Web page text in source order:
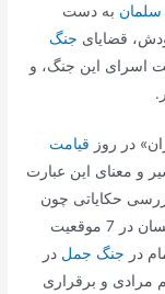
سلمان به دست
قضایای جنگ
اسرای این جنگ، و
در روز قیامت
و معنای این عبارت
حکایاتی چون
، و دادرسی پیامبر و ائمه از انسان در 7 موقعیت
در جنگ جمل در
مرادی و برقراری